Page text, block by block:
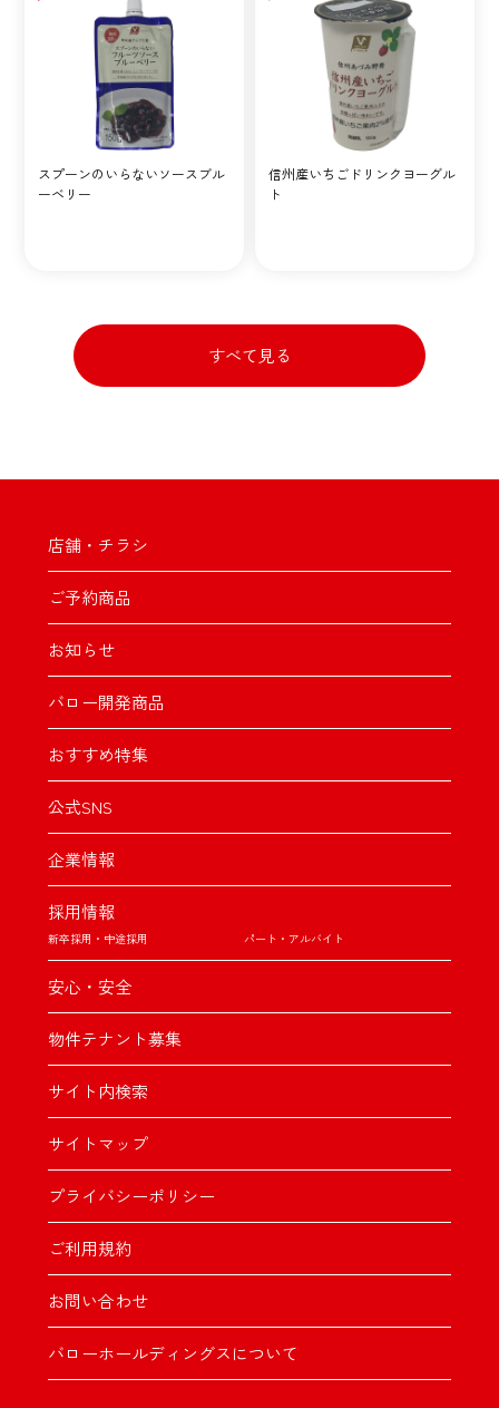
スプーンのいらないソースブル
ーベリー
信州産いちごドリンクヨーグル
ト
すべて見る
店舗・チラシ
ご予約商品
お知らせ
バロー開発商品
おすすめ特集
公式SNS
企業情報
採用情報
新卒採用・中途採用 パート・アルバイト
安心・安全
物件テナント募集
サイト内検索
サイトマップ
プライバシーポリシー
ご利用規約
お問い合わせ
バローホールディングスについて